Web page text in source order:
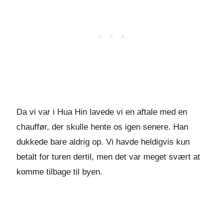
Da vi var i Hua Hin lavede vi en aftale med en
chauffør, der skulle hente os igen senere. Han
dukkede bare aldrig op. Vi havde heldigvis kun
betalt for turen dertil, men det var meget svært at
komme tilbage til byen.